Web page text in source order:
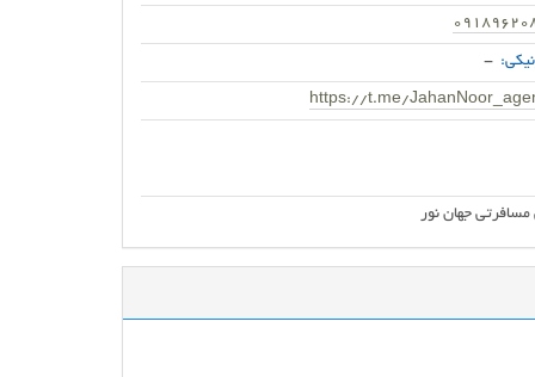
-
https://t.me/
جهان نور